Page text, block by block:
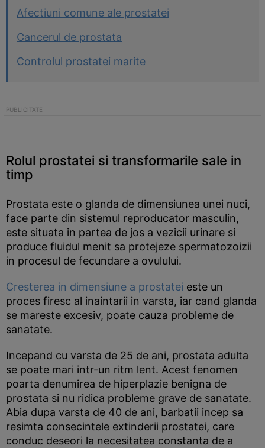
Afectiuni comune ale prostatei
Cancerul de prostata
Controlul prostatei marite
Rolul prostatei si transformarile sale in
timp
Prostata este o glanda de dimensiunea unei nuci,
face parte din sistemul reproducator masculin,
este situata in partea de jos a vezicii urinare si
produce fluidul menit sa protejeze spermatozoizii
in procesul de fecundare a ovulului.
Cresterea in dimensiune a prostatei este un
proces firesc al inaintarii in varsta, iar cand glanda
se mareste excesiv, poate cauza probleme de
sanatate.
Incepand cu varsta de 25 de ani, prostata adulta
se poate mari intr-un ritm lent. Acest fenomen
poarta denumirea de hiperplazie benigna de
prostata si nu ridica probleme grave de sanatate.
Abia dupa varsta de 40 de ani, barbatii incep sa
resimta consecintele extinderii prostatei, care
conduc deseori la necesitatea constanta de a